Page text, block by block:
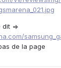
=>
de la page